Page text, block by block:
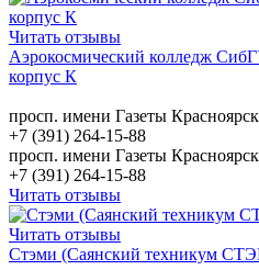
Читать отзывы
Аэрокосмический колледж
корпус К
просп. имени Газеты
+7 (391) 264-15-88
просп. имени Газеты
+7 (391) 264-15-88
Читать отзывы
Читать отзывы
Стэми (Саянский техникум